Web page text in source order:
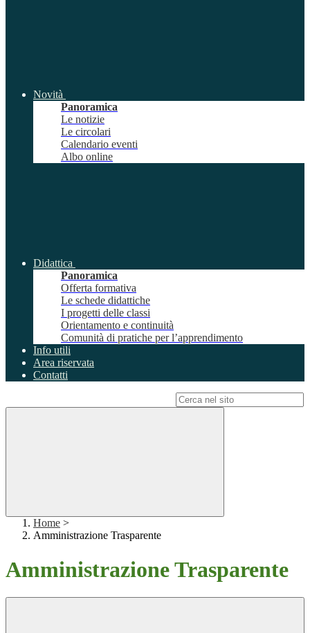
Novità
Panoramica
Le notizie
Le circolari
Calendario eventi
Albo online
Didattica
Panoramica
Offerta formativa
Le schede didattiche
I progetti delle classi
Orientamento e continuità
Comunità di pratiche per l’apprendimento
Info utili
Area riservata
Contatti
Home >
Amministrazione Trasparente
Amministrazione Trasparente